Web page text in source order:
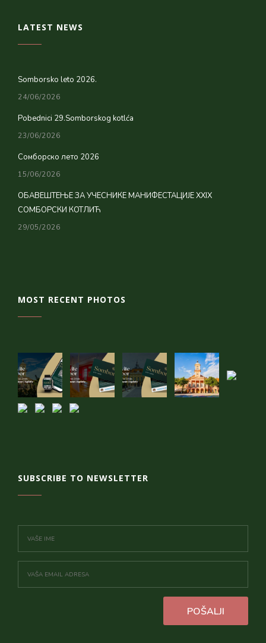
LATEST NEWS
Somborsko leto 2026.
24/06/2026
Pobednici 29.Somborskog kotlća
23/06/2026
Сомборско лето 2026
15/06/2026
ОБАВЕШТЕЊЕ ЗА УЧЕСНИКЕ МАНИФЕСТАЦИЈЕ XXIX
СОМБОРСКИ КОТЛИЋ
29/05/2026
MOST RECENT PHOTOS
SUBSCRIBE TO NEWSLETTER
POŠALJI